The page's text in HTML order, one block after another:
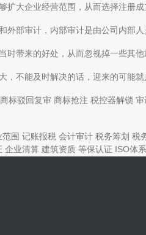
大企业经营范围，从而选择注册成
部审计，内部审计是由公司内部人
带来的好处，从而忽视掉一些其他
不能及时解决的话，迎来的可能就
商标驳回复审 商标抢注 税控器解锁 审
范围 记账报税 会计审计 税务筹划 税
企业清算 建筑资质 等保认证 ISO体